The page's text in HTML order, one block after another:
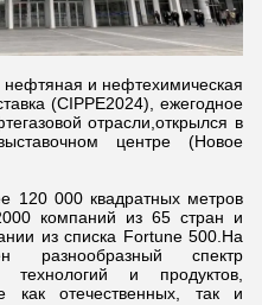
и нефтехимическая
(CIPPE2024), ежегодное
отрасли,открылся в
центре (Новое
120 000 квадратных метров
компаний из 65 стран и
из списка Fortune 500.На
разнообразный спектр
технологий и продуктов,
как отечественных, так и